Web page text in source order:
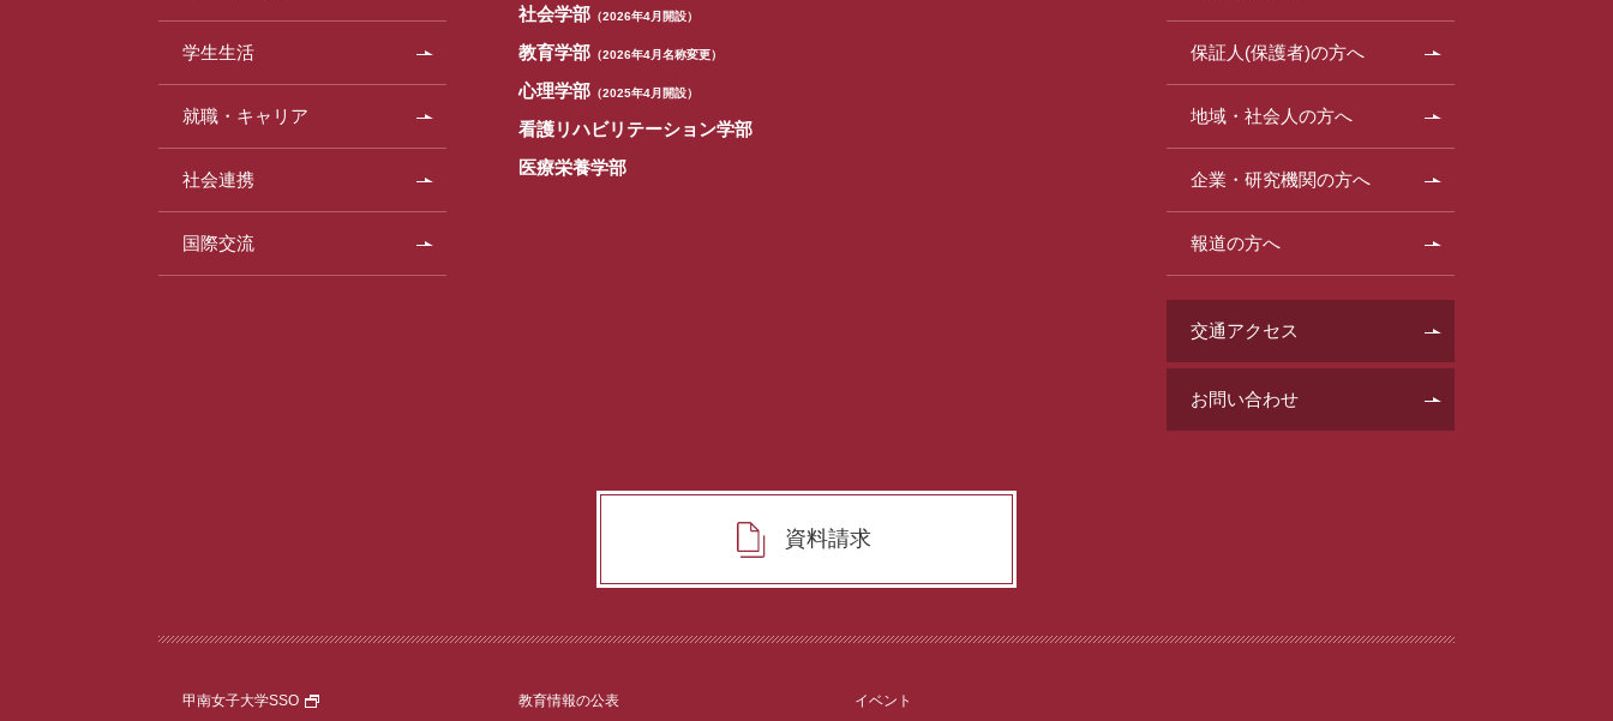
学生生活
就職・キャリア
社会連携
国際交流
社会学部 （2026年4月開設）
教育学部 （2026年4月名称変更）
心理学部 （2025年4月開設）
看護リハビリテーション学部
医療栄養学部
保証人(保護者)の方へ
地域・社会人の方へ
企業・研究機関の方へ
報道の方へ
交通アクセス
お問い合わせ
資料請求
甲南女子大学SSO 教育情報の公表 イベント